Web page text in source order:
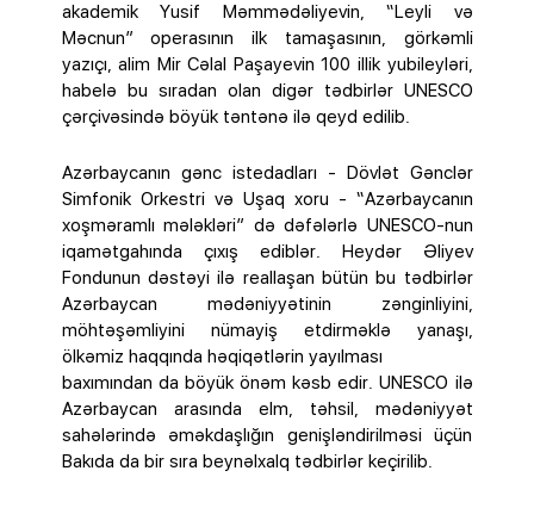
akademik Yusif Məmmədəliyevin, “Leyli və
Məcnun” operasının ilk tamaşasının, görkəmli
yazıçı, alim Mir Cəlal Paşayevin 100 illik yubileyləri,
habelə bu sıradan olan digər tədbirlər UNESCO
çərçivəsində böyük təntənə ilə qeyd edilib.
Azərbaycanın gənc istedadları - Dövlət Gənclər
Simfonik Orkestri və Uşaq xoru - “Azərbaycanın
xoşməramlı mələkləri” də dəfələrlə UNESCO-nun
iqamətgahında çıxış ediblər. Heydər Əliyev
Fondunun dəstəyi ilə reallaşan bütün bu tədbirlər
Azərbaycan mədəniyyətinin zənginliyini,
möhtəşəmliyini nümayiş etdirməklə yanaşı,
ölkəmiz haqqında həqiqətlərin yayılması
baxımından da böyük önəm kəsb edir. UNESCO ilə
Azərbaycan arasında elm, təhsil, mədəniyyət
sahələrində əməkdaşlığın genişləndirilməsi üçün
Bakıda da bir sıra beynəlxalq tədbirlər keçirilib.